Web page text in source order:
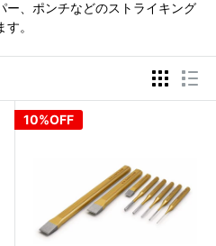
ー、ポンチなどのストライキング
。
10%OFF